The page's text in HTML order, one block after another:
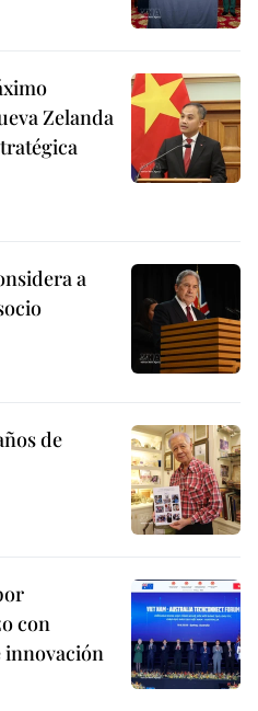
Zelanda
a
de
con
innovación